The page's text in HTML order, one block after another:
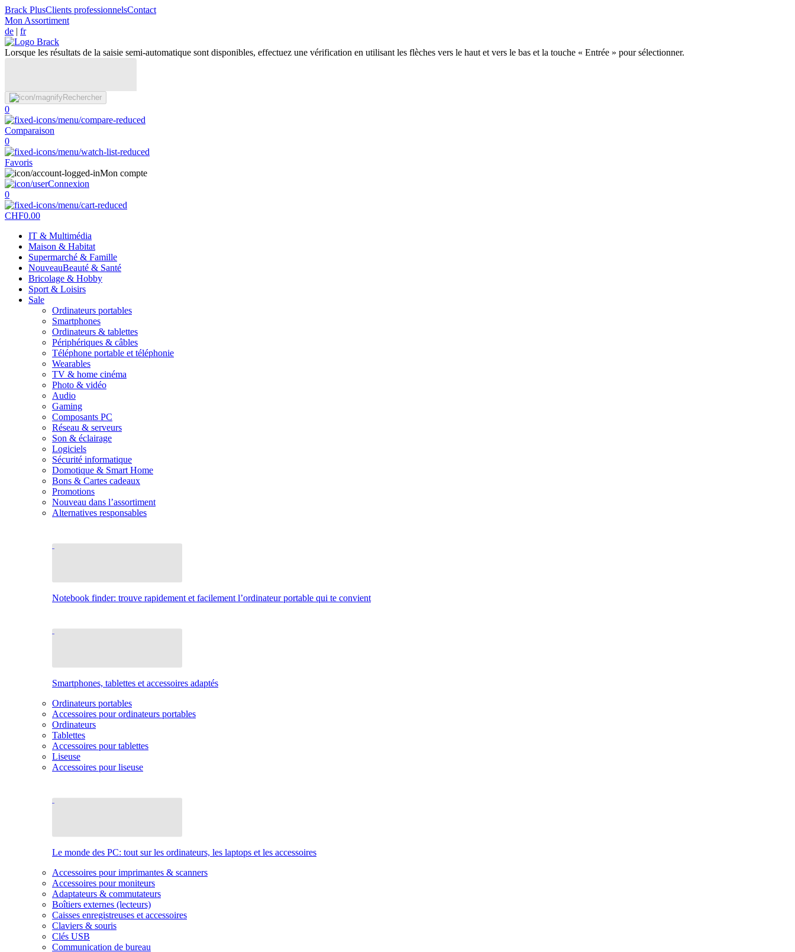
Brack PlusClients professionnelsContact
Mon Assortiment
de | fr
Lorsque les résultats de la saisie semi-automatique sont disponibles, effectuez une vérification en utilisant les flèches vers le haut et vers le bas et la touche « Entrée » pour sélectionner.
Rechercher
0
Comparaison
0
Favoris
Mon compte
Connexion
0
CHF0.00
IT & Multimédia
Maison & Habitat
Supermarché & Famille
NouveauBeauté & Santé
Bricolage & Hobby
Sport & Loisirs
Sale
Ordinateurs portables
Smartphones
Ordinateurs & tablettes
Périphériques & câbles
Téléphone portable et téléphonie
Wearables
TV & home cinéma
Photo & vidéo
Audio
Gaming
Composants PC
Réseau & serveurs
Son & éclairage
Logiciels
Sécurité informatique
Domotique & Smart Home
Bons & Cartes cadeaux
Promotions
Nouveau dans l’assortiment
Alternatives responsables
Notebook finder: trouve rapidement et facilement l’ordinateur portable qui te convient
Smartphones, tablettes et accessoires adaptés
Ordinateurs portables
Accessoires pour ordinateurs portables
Ordinateurs
Tablettes
Accessoires pour tablettes
Liseuse
Accessoires pour liseuse
Le monde des PC: tout sur les ordinateurs, les laptops et les accessoires
Accessoires pour imprimantes & scanners
Accessoires pour moniteurs
Adaptateurs & commutateurs
Boîtiers externes (lecteurs)
Caisses enregistreuses et accessoires
Claviers & souris
Clés USB
Communication de bureau